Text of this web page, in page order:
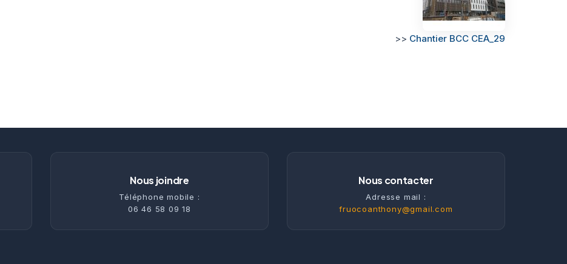
>> Chantier BCC CEA_29
Nous joindre
Téléphone mobile :
06 46 58 09 18
Nous contacter
Adresse mail :
fruocoanthony@gmail.com